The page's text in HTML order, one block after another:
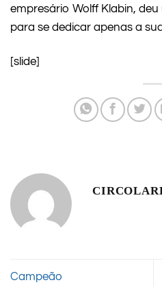
empresário Wolff Klabin,
para se dedicar apenas a
[slide]
Campeão